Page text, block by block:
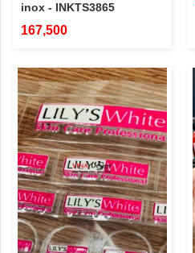
inox - INKTS3865
167,500